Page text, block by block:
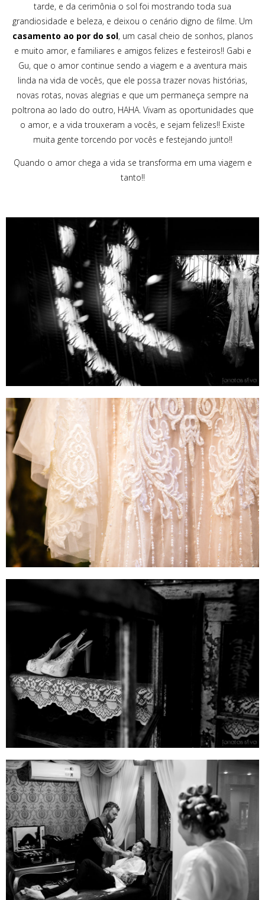
tarde, e da cerimônia o sol foi mostrando toda sua
grandiosidade e beleza, e deixou o cenário digno de filme. Um
casamento ao por do sol, um casal cheio de sonhos, planos
e muito amor, e familiares e amigos felizes e festeiros!! Gabi e
Gu, que o amor continue sendo a viagem e a aventura mais
linda na vida de vocês, que ele possa trazer novas histórias,
novas rotas, novas alegrias e que um permaneça sempre na
poltrona ao lado do outro, HAHA. Vivam as oportunidades que
o amor, e a vida trouxeram a vocês, e sejam felizes!! Existe
muita gente torcendo por vocês e festejando junto!!
Quando o amor chega a vida se transforma em uma viagem e
tanto!!